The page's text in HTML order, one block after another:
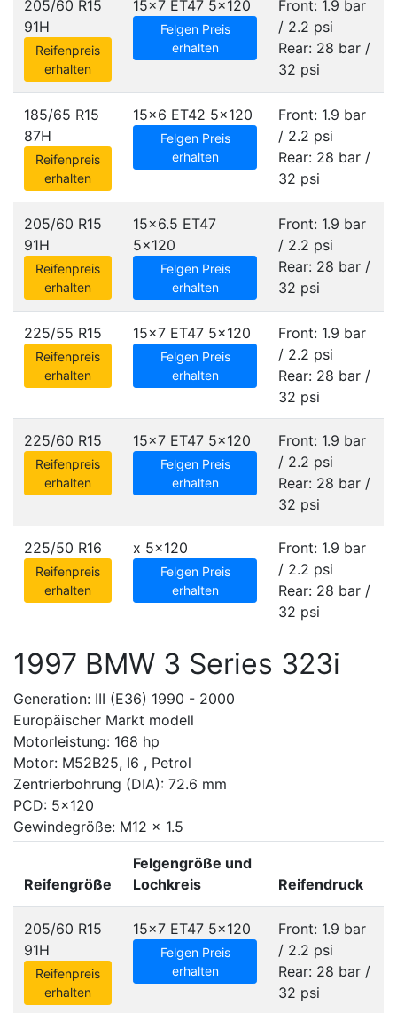
205/60 R15
91H
Reifenpreis
erhalten
15x7 ET47 5x120
Felgen Preis
erhalten
Front: 1.9 bar
/ 2.2 psi
Rear: 28 bar /
32 psi
185/65 R15
87H
Reifenpreis
erhalten
15x6 ET42 5x120
Felgen Preis
erhalten
Front: 1.9 bar
/ 2.2 psi
Rear: 28 bar /
32 psi
205/60 R15
91H
Reifenpreis
erhalten
15x6.5 ET47
5x120
Felgen Preis
erhalten
Front: 1.9 bar
/ 2.2 psi
Rear: 28 bar /
32 psi
225/55 R15
Reifenpreis
erhalten
15x7 ET47 5x120
Felgen Preis
erhalten
Front: 1.9 bar
/ 2.2 psi
Rear: 28 bar /
32 psi
225/60 R15
Reifenpreis
erhalten
15x7 ET47 5x120
Felgen Preis
erhalten
Front: 1.9 bar
/ 2.2 psi
Rear: 28 bar /
32 psi
225/50 R16
Reifenpreis
erhalten
x 5x120
Felgen Preis
erhalten
Front: 1.9 bar
/ 2.2 psi
Rear: 28 bar /
32 psi
1997 BMW 3 Series 323i
Generation: III (E36) 1990 - 2000
Europäischer Markt modell
Motorleistung: 168 hp
Motor: M52B25, I6 , Petrol
Zentrierbohrung (DIA): 72.6 mm
PCD: 5x120
Gewindegröße: M12 x 1.5
Reifengröße
Felgengröße und
Lochkreis
Reifendruck
205/60 R15
91H
Reifenpreis
erhalten
15x7 ET47 5x120
Felgen Preis
erhalten
Front: 1.9 bar
/ 2.2 psi
Rear: 28 bar /
32 psi